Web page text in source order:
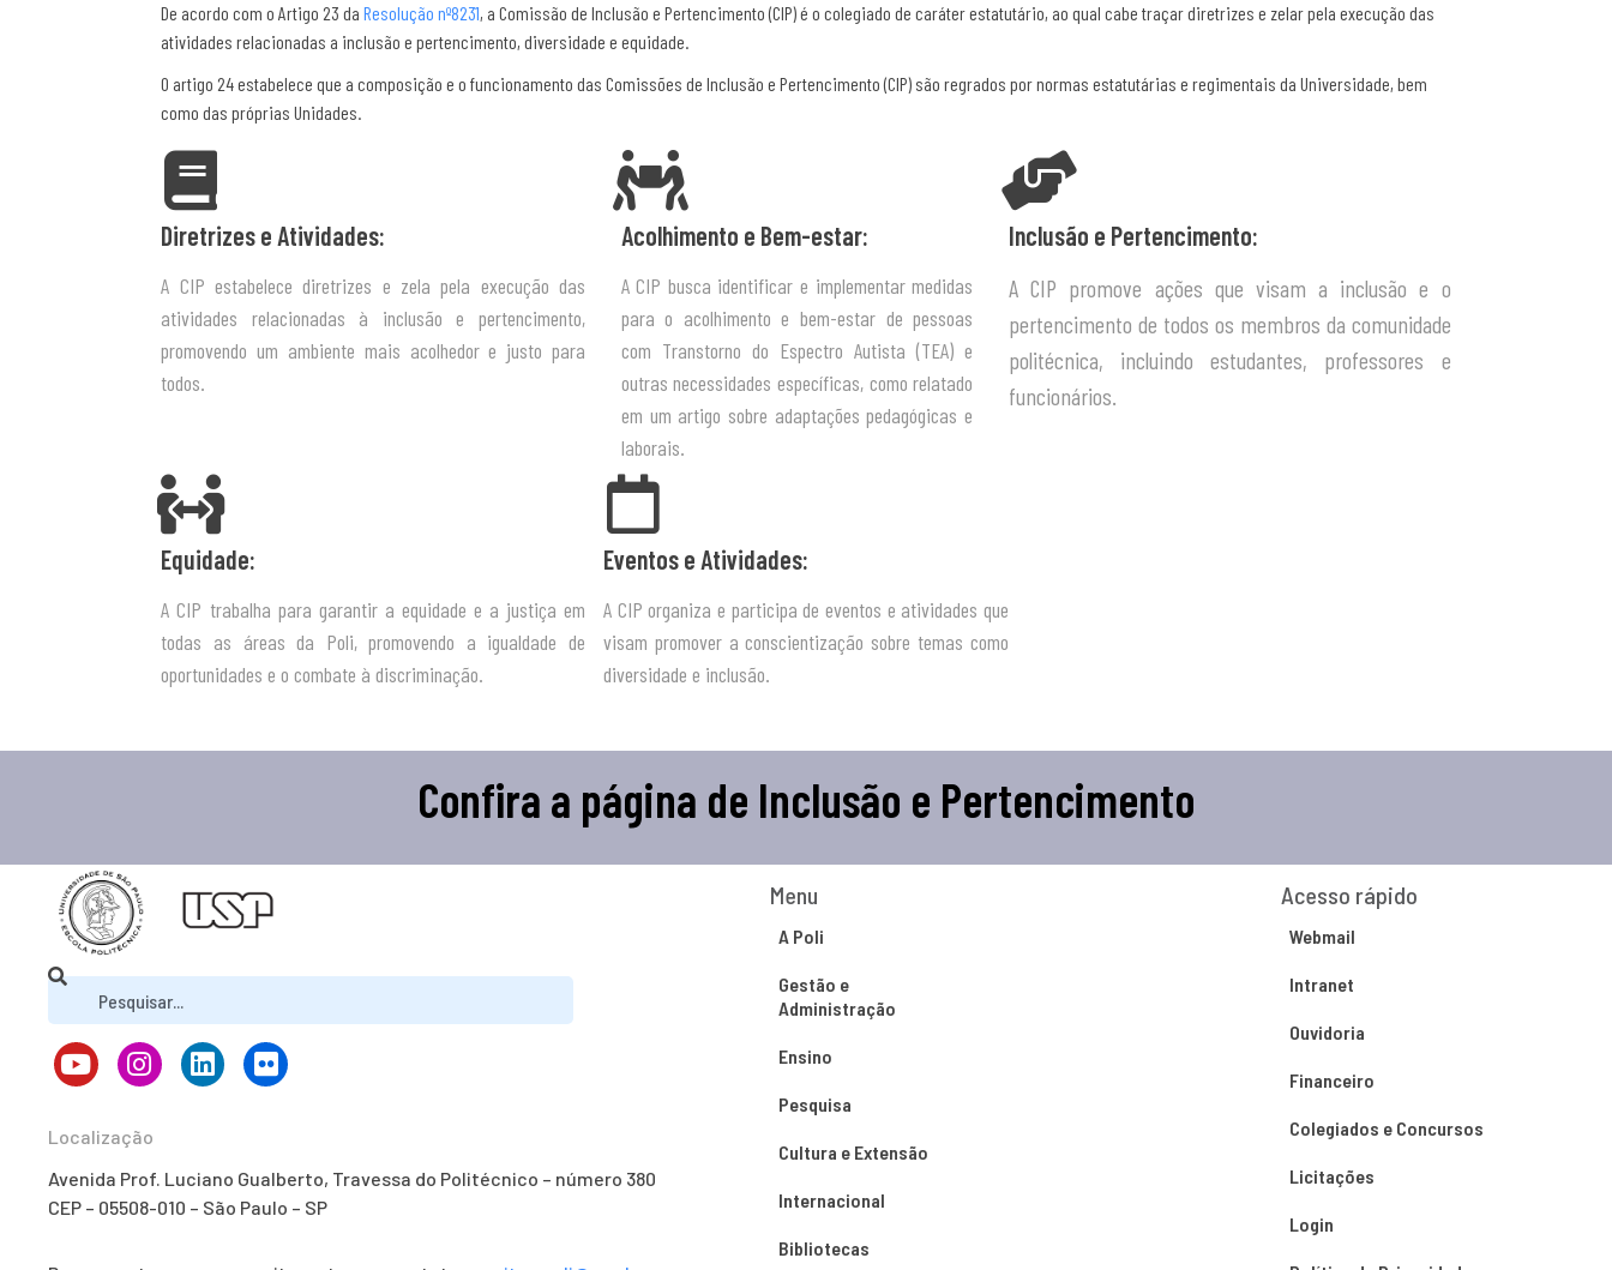
De acordo com o Artigo 23 daResolução nº8231, a Comissão de Inclusão e Pertencimento (CIP) é o colegiado de caráter estatutário, ao qual cabe traçar diretrizes e zelar pela execução das
atividades relacionadas a inclusão e pertencimento, diversidade e equidade.
O artigo 24 estabelece que a composição e o funcionamento das Comissões de Inclusão e Pertencimento (CIP) são regrados por normas estatutárias e regimentais da Universidade, bem
como das próprias Unidades.
Diretrizes e Atividades:
A CIP estabelece diretrizes e zela pela execução das
atividades relacionadas à inclusão e pertencimento,
promovendo um ambiente mais acolhedor e justo para
todos.
Acolhimento e Bem-estar:
A CIP busca identificar e implementar medidas
para o acolhimento e bem-estar de pessoas
com Transtorno do Espectro Autista (TEA) e
outras necessidades específicas, como relatado
em um artigo sobre adaptações pedagógicas e
laborais.
Inclusão e Pertencimento:
A CIP promove ações que visam a inclusão e o
pertencimento de todos os membros da comunidade
politécnica, incluindo estudantes, professores e
funcionários.
Equidade:
A CIP trabalha para garantir a equidade e a justiça em
todas as áreas da Poli, promovendo a igualdade de
oportunidades e o combate à discriminação.
Eventos e Atividades:
A CIP organiza e participa de eventos e atividades que
visam promover a conscientização sobre temas como
diversidade e inclusão.
Confira a página de Inclusão e Pertencimento
Localização
Avenida Prof. Luciano Gualberto, Travessa do Politécnico – número 380
CEP – 05508-010 – São Paulo – SP
Menu
A Poli
Gestão e
Administração
Ensino
Pesquisa
Cultura e Extensão
Internacional
Bibliotecas
Acesso rápido
Webmail
Intranet
Ouvidoria
Financeiro
Colegiados e Concursos
Licitações
Login